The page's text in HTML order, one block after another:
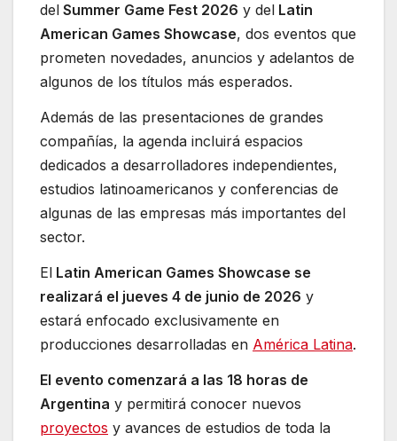
del Summer Game Fest 2026 y del Latin
American Games Showcase, dos eventos que
prometen novedades, anuncios y adelantos de
algunos de los títulos más esperados.
Además de las presentaciones de grandes
compañías, la agenda incluirá espacios
dedicados a desarrolladores independientes,
estudios latinoamericanos y conferencias de
algunas de las empresas más importantes del
sector.
El Latin American Games Showcase se
realizará el jueves 4 de junio de 2026 y
estará enfocado exclusivamente en
producciones desarrolladas en América Latina.
El evento comenzará a las 18 horas de
Argentina y permitirá conocer nuevos
proyectos y avances de estudios de toda la